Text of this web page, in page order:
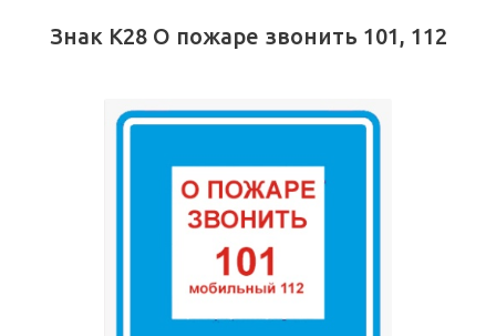
Знак K28 О пожаре звонить 101, 112